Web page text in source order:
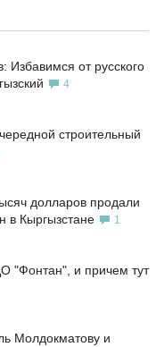
Избавимся от русского
4
строительный
долларов продали
в Кыргызстане
1
"Фонтан", и причем тут
Молдокматову и